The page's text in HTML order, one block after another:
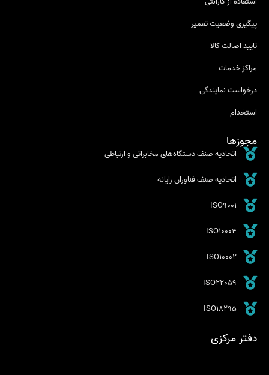
پیگیری وضعیت تعمیر
تایید اصالت کالا
مراکز خدمات
درخواست نمایندگی
استخدام
مجوزها
اتحادیه صنف دستگاه‌های مخابراتی و ارتباطی
اتحادیه صنف فناوران رایانه
ISO9001
ISO10004
ISO10002
ISO22059
ISO18295
دفتر مرکزی